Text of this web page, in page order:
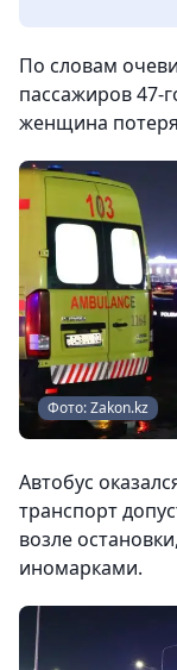
По словам
пассажиров 47-
женщина
Фото: Zakon.kz
Автобус
транспорт
возле
иномарками.